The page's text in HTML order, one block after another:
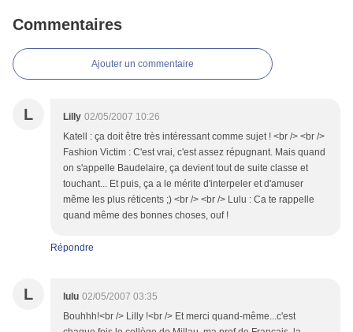
Commentaires
Ajouter un commentaire
L Lilly 02/05/2007 10:26
Katell : ça doit être très intéressant comme sujet ! <br /> <br />
Fashion Victim : C'est vrai, c'est assez répugnant. Mais quand
on s'appelle Baudelaire, ça devient tout de suite classe et
touchant... Et puis, ça a le mérite d'interpeler et d'amuser
même les plus réticents ;) <br /> <br /> Lulu : Ca te rappelle
quand même des bonnes choses, ouf !
Répondre
L lulu 02/05/2007 03:35
Bouhhh!<br /> Lilly !<br /> Et merci quand-même...c'est